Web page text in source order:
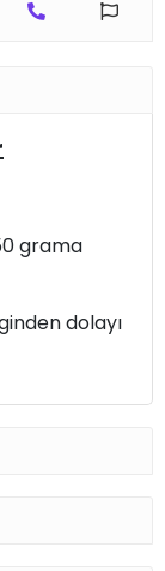
grama
dolayı